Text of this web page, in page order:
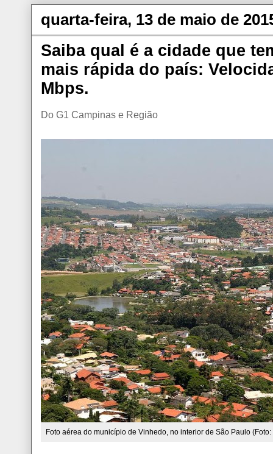
quarta-feira, 13 de maio de
Saiba qual é a cidade que
mais rápida do país:
Mbps.
Do G1 Campinas e Região
Foto aérea do município de Vinhedo, no interior de São Paulo